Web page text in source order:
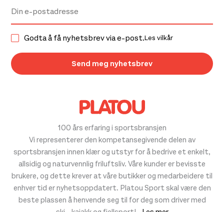
100 års erfaring i sportsbransjen
Vi representerer den kompetansegivende delen av
sportsbransjen innen klær og utstyr for å bedrive et enkelt,
allsidig og naturvennlig friluftsliv. Våre kunder er bevisste
brukere, og dette krever at våre butikker og medarbeidere til
enhver tid er nyhetsoppdatert. Platou Sport skal være den
beste plassen å henvende seg til for deg som driver med
Godta å få nyhetsbrev via e-post.Les vilkår